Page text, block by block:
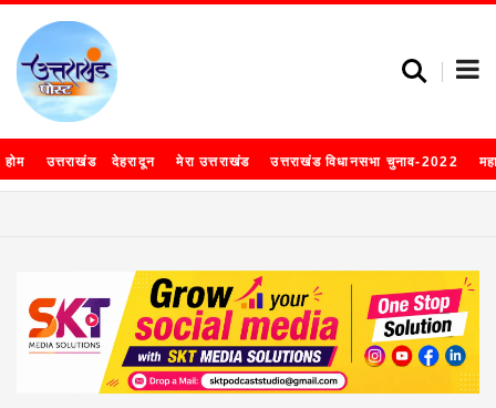
होम उत्तराखंड देहरादून मेरा उत्तराखंड उत्तराखंड विधानसभा चुनाव-2022